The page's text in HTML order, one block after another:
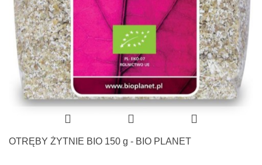
OTRĘBY ŻYTNIE BIO 150 g - BIO PLANET